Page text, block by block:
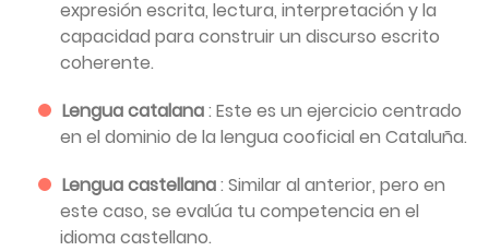
expresión escrita, lectura, interpretación y la
capacidad para construir un discurso escrito
coherente.
Lengua catalana: Este es un ejercicio centrado
en el dominio de la lengua cooficial en Cataluña.
Lengua castellana: Similar al anterior, pero en
este caso, se evalúa tu competencia en el
idioma castellano.